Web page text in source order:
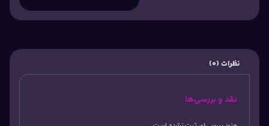
نظرات (0)
نقد و بررسی‌ها